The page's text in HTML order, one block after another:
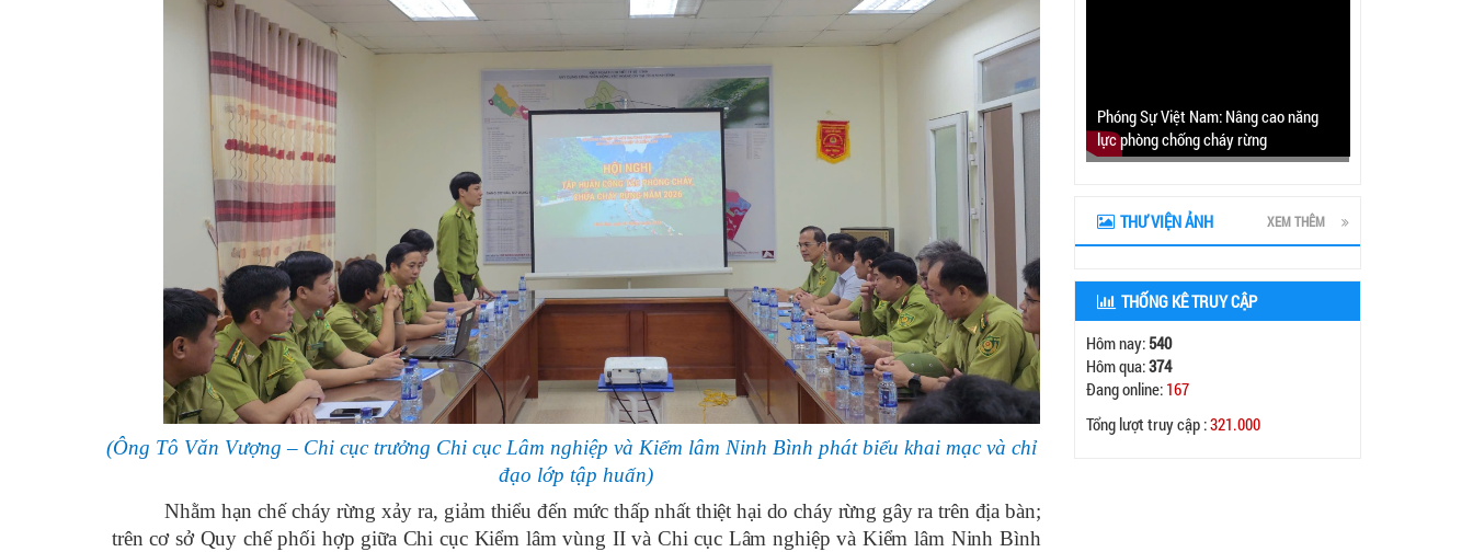
(Ông Tô Văn Vượng – Chi cục trưởng Chi cục Lâm nghiệp và Kiểm lâm Ninh Bình phát biểu khai mạc và chỉ
đạo lớp tập huấn)
Nhằm hạn chế cháy rừng xảy ra, giảm thiểu đến mức thấp nhất thiệt hại do cháy rừng gây ra trên địa bàn;
trên cơ sở Quy chế phối hợp giữa Chi cục Kiểm lâm vùng II và Chi cục Lâm nghiệp và Kiểm lâm Ninh Bình
Phóng Sự Việt Nam: Nâng cao năng
lực phòng chống cháy rừng
THƯ VIỆN ẢNH XEM THÊM
THỐNG KÊ TRUY CẬP
Hôm nay: 540
Hôm qua:374
Đang online: 167
Tổng lượt truy cập :321.000